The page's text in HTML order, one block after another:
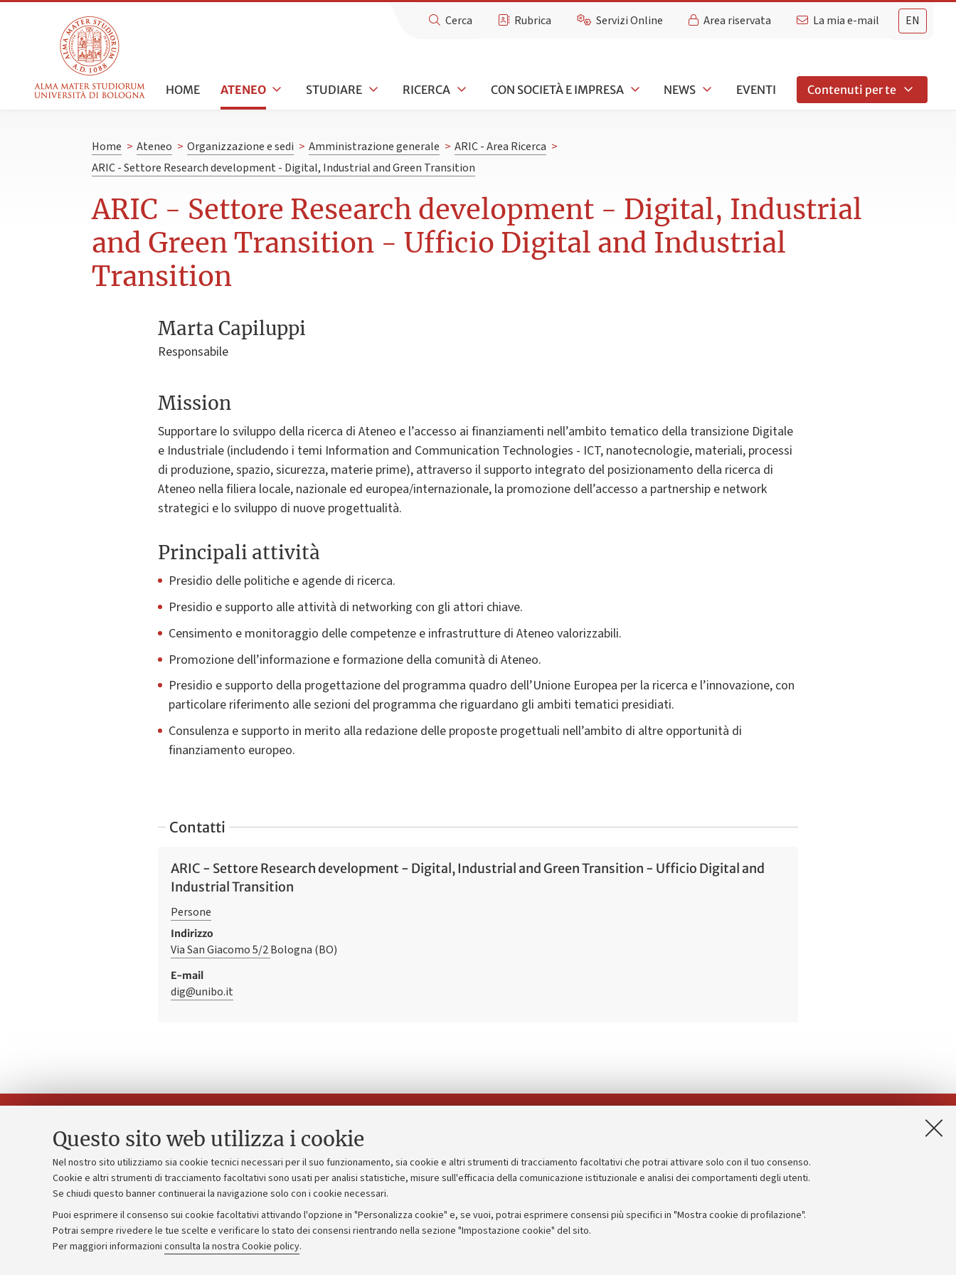
Questo sito web utilizza i cookie
Nel nostro sito utilizziamo sia cookie tecnici necessari per il suo funzionamento, sia cookie e altri strumenti di tracciamento facoltativi che potrai attivare solo con il tuo consenso.
Cookie e altri strumenti di tracciamento facoltativi sono usati per analisi statistiche, misure sull'efficacia della comunicazione istituzionale e analisi dei comportamenti degli utenti.
Se chiudi questo banner continuerai la navigazione solo con i cookie necessari.
Puoi esprimere il consenso sui cookie facoltativi attivando l'opzione in "Personalizza cookie" e, se vuoi, potrai esprimere consensi più specifici in "Mostra cookie di profilazione".
Potrai sempre rivedere le tue scelte e verificare lo stato dei consensi rientrando nella sezione "Impostazione cookie" del sito.
Per maggiori informazioni consulta la nostra Cookie policy.
EN
Cerca Rubrica Servizi Online Area riservata La mia e-mail
HOME ATENEO STUDIARE RICERCA CON SOCIETÀ E IMPRESA NEWS EVENTI Contenuti per te
Home > Ateneo > Organizzazione e sedi > Amministrazione generale > ARIC - Area Ricerca >
ARIC - Settore Research development - Digital, Industrial and Green Transition
ARIC - Settore Research development - Digital, Industrial
and Green Transition - Ufficio Digital and Industrial
Transition
Marta Capiluppi
Responsabile
Mission
Supportare lo sviluppo della ricerca di Ateneo e l’accesso ai finanziamenti nell’ambito tematico della transizione Digitale
e Industriale (includendo i temi Information and Communication Technologies - ICT, nanotecnologie, materiali, processi
di produzione, spazio, sicurezza, materie prime), attraverso il supporto integrato del posizionamento della ricerca di
Ateneo nella filiera locale, nazionale ed europea/internazionale, la promozione dell’accesso a partnership e network
strategici e lo sviluppo di nuove progettualità.
Principali attività
Presidio delle politiche e agende di ricerca.
Presidio e supporto alle attività di networking con gli attori chiave.
Censimento e monitoraggio delle competenze e infrastrutture di Ateneo valorizzabili.
Promozione dell’informazione e formazione della comunità di Ateneo.
Presidio e supporto della progettazione del programma quadro dell’Unione Europea per la ricerca e l’innovazione, con
particolare riferimento alle sezioni del programma che riguardano gli ambiti tematici presidiati.
Consulenza e supporto in merito alla redazione delle proposte progettuali nell’ambito di altre opportunità di
finanziamento europeo.
Contatti
ARIC - Settore Research development - Digital, Industrial and Green Transition - Ufficio Digital and
Industrial Transition
Persone
Indirizzo
Via San Giacomo 5/2Bologna (BO)
E-mail
dig@unibo.it
Contatti e PEC
Uffici dell'amministrazione generale
Lavora con noi
Alumni community
Piano strategico
Bilanci
Donazioni e 5x1000
Merchandising - UniboStore
Bandi, gare e concorsi
Amministrazione trasparente
Informazioni sul sito e accessibilità
Privacy e note legali